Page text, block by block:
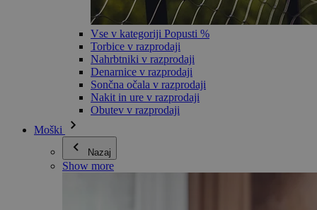
Vse v kategoriji Popusti %
Torbice v razprodaji
Nahrbtniki v razprodaji
Denarnice v razprodaji
Sončna očala v razprodaji
Nakit in ure v razprodaji
Obutev v razprodaji
Moški
Nazaj
Show more